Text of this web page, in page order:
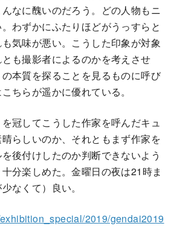
なに醜いのだろう。どの人物もニ
わずかにふたりほどがうっすらと
気味が悪い。こうした印象が対象
も撮影者によるのかを考えさせ
本質を探ることを見るものに呼び
ちらが遥かに優れている。
冠してこうした作家を呼んだキュ
らしいのか、それともまず作家を
後付けしたのか判断できないよう
分楽しめた。金曜日の夜は21時ま
なくて）良い。
2019/gendai2019